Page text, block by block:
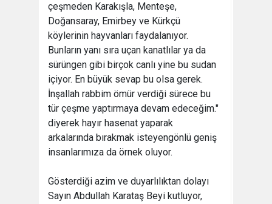
çeşmeden Karakışla, Menteşe,
Doğansaray, Emirbey ve Kürkçü
köylerinin hayvanları faydalanıyor.
Bunların yanı sıra uçan kanatlılar ya da
sürüngen gibi birçok canlı yine bu sudan
içiyor. En büyük sevap bu olsa gerek.
İnşallah rabbim ömür verdiği sürece bu
tür çeşme yaptırmaya devam edeceğim."
diyerek hayır hasenat yaparak
arkalarında bırakmak isteyengönlü geniş
insanlarımıza da örnek oluyor.
Gösterdiği azim ve duyarlılıktan dolayı
Sayın Abdullah Karataş Beyi kutluyor,